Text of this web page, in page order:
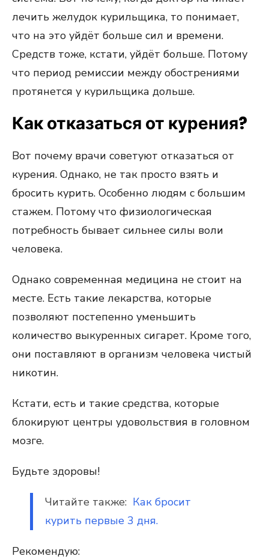
лечить желудок курильщика, то понимает,
что на это уйдёт больше сил и времени.
Средств тоже, кстати, уйдёт больше. Потому
что период ремиссии между обострениями
протянется у курильщика дольше.
Как отказаться от курения?
Вот почему врачи советуют отказаться от
курения. Однако, не так просто взять и
бросить курить. Особенно людям с большим
стажем. Потому что физиологическая
потребность бывает сильнее силы воли
человека.
Однако современная медицина не стоит на
месте. Есть такие лекарства, которые
позволяют постепенно уменьшить
количество выкуренных сигарет. Кроме того,
они поставляют в организм человека чистый
никотин.
Кстати, есть и такие средства, которые
блокируют центры удовольствия в головном
мозге.
Будьте здоровы!
Читайте также: Как бросит
курить первые 3 дня.
Рекомендую: